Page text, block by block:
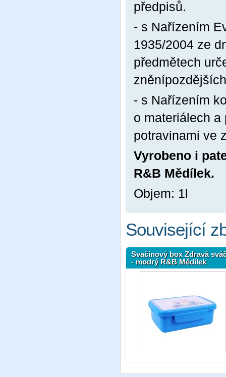
předpisů.
- s Nařízením
1935/2004 ze
předmětech
- s Nařízením
o materiálech a
potravinami ve
Vyrobeno i
R&B Mědílek.
Objem: 1l
Související
Svačinový box Zdravá
- modrý R&B Mědílek